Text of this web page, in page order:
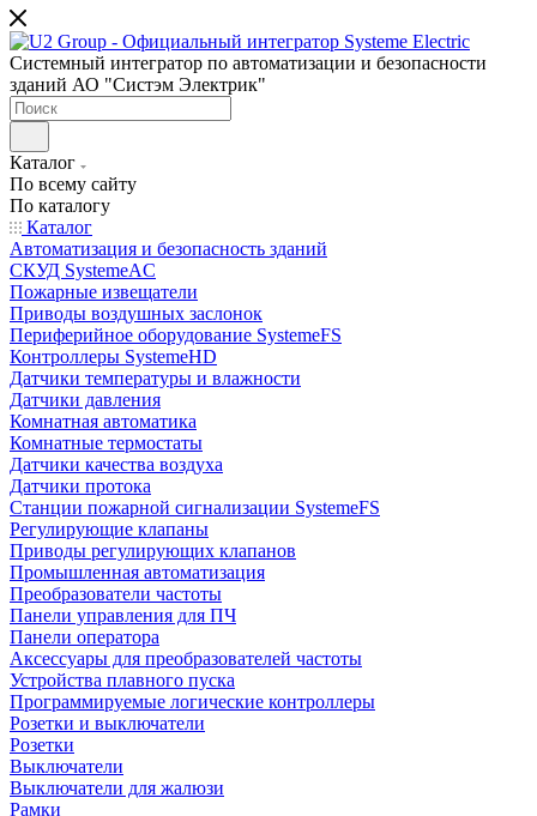
Системный интегратор по автоматизации и безопасности
зданий АО "Систэм Электрик"
Каталог
По всему сайту
По каталогу
Каталог
Автоматизация и безопасность зданий
СКУД SystemeAC
Пожарные извещатели
Приводы воздушных заслонок
Периферийное оборудование SystemeFS
Контроллеры SystemeHD
Датчики температуры и влажности
Датчики давления
Комнатная автоматика
Комнатные термостаты
Датчики качества воздуха
Датчики протока
Станции пожарной сигнализации SystemeFS
Регулирующие клапаны
Приводы регулирующих клапанов
Промышленная автоматизация
Преобразователи частоты
Панели управления для ПЧ
Панели оператора
Аксессуары для преобразователей частоты
Устройства плавного пуска
Программируемые логические контроллеры
Розетки и выключатели
Розетки
Выключатели
Выключатели для жалюзи
Рамки